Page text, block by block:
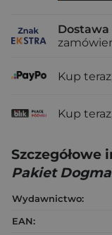
Dostawa
Kup
Kup
Pakiet
Wydawnictwo:
EAN: